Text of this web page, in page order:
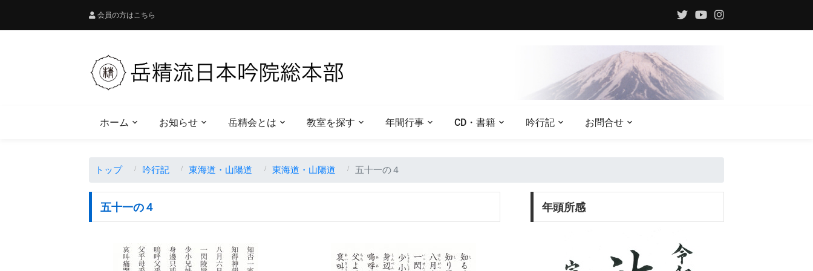
会員の方はこちら
ホーム お知らせ 岳精会とは 教室を探す 年間行事 CD・書籍 吟行記 お問合せ
トップ 吟行記 東海道・山陽道 東海道・山陽道 五十一の４
五十一の４ 年頭所感